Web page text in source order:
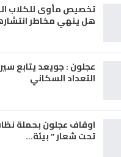
تخصيص مأوى للكلاب
هل ينهي مخاطر
عجلون : جويعد يتابع
التعداد السكاني
اوقاف عجلون بحملة
تحت شعار ” بيئة…